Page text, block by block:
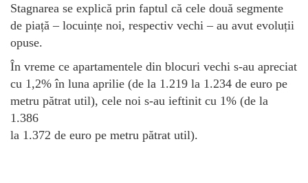
Stagnarea se explică prin faptul că cele două segmente
de piață – locuințe noi, respectiv vechi – au avut evoluții
opuse.
În vreme ce apartamentele din blocuri vechi s-au apreciat
cu 1,2% în luna aprilie (de la 1.219 la 1.234 de euro pe
metru pătrat util), cele noi s-au ieftinit cu 1% (de la
1.386
la 1.372 de euro pe metru pătrat util).